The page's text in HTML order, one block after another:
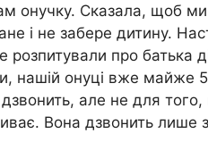
онучку. Сказала, щоб
і не забере дитину.
розпитували про батька
нашій онуці вже майже
але не для
Вона дзвонить лише